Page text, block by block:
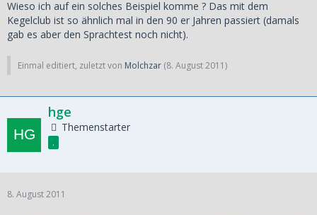
Wieso ich auf ein solches Beispiel komme ? Das mit dem
Kegelclub ist so ähnlich mal in den 90 er Jahren passiert (damals
gab es aber den Sprachtest noch nicht).
Einmal editiert, zuletzt von Molchzar (8. August 2011)
hge
Themenstarter
.
8. August 2011